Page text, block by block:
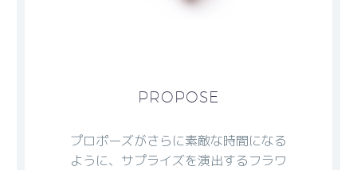
PROPOSE
プロポーズがさらに素敵な時間になる
ように、サプライズを演出するフラワ